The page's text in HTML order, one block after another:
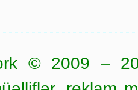
© 2009 –